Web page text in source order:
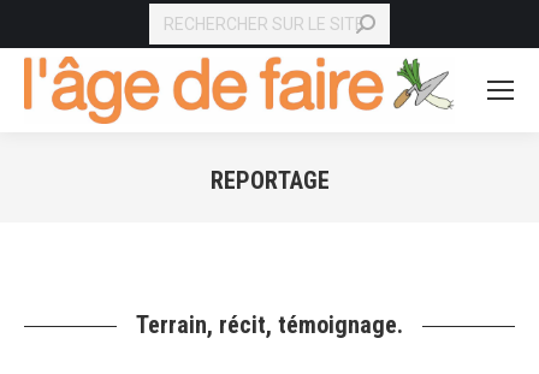
RECHERCHE
REPORTAGE
Terrain, récit, témoignage.